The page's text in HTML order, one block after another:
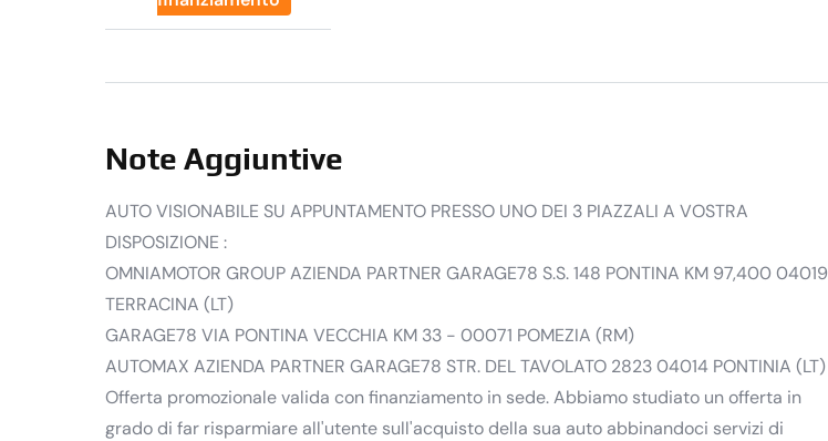
Note Aggiuntive
AUTO VISIONABILE SU APPUNTAMENTO PRESSO UNO DEI 3 PIAZZALI A VOSTRA
DISPOSIZIONE :
OMNIAMOTOR GROUP AZIENDA PARTNER GARAGE78 S.S. 148 PONTINA KM 97,400 04019
TERRACINA (LT)
GARAGE78 VIA PONTINA VECCHIA KM 33 - 00071 POMEZIA (RM)
AUTOMAX AZIENDA PARTNER GARAGE78 STR. DEL TAVOLATO 2823 04014 PONTINIA (LT)
Offerta promozionale valida con finanziamento in sede. Abbiamo studiato un offerta in
grado di far risparmiare all'utente sull'acquisto della sua auto abbinandoci servizi di